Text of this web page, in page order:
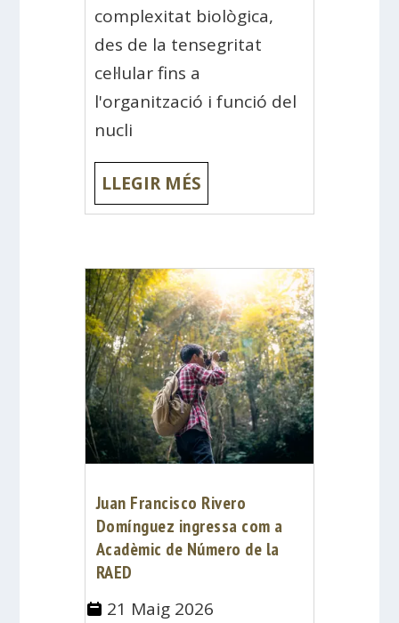
complexitat biològica,
des de la tensegritat
cel·lular fins a
l'organització i funció del
nucli
LLEGIR MÉS
Juan Francisco Rivero
Domínguez ingressa com a
Acadèmic de Número de la
RAED
21 Maig 2026